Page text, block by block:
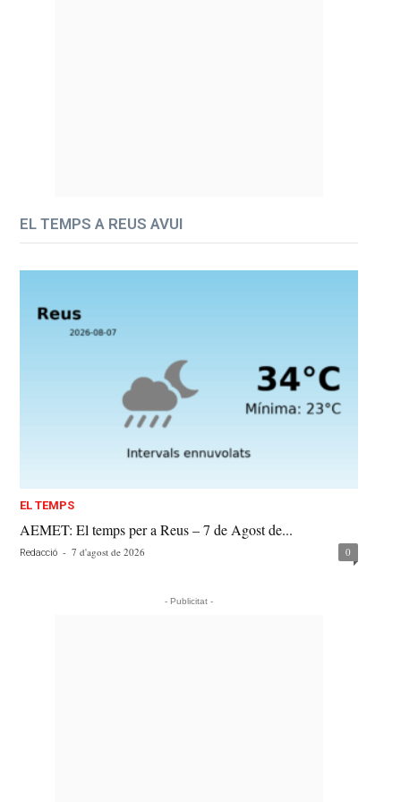
EL TEMPS A REUS AVUI
EL TEMPS
AEMET: El temps per a Reus – 7 de Agost de...
Redacció - 7 d'agost de 2026 0
- Publicitat -